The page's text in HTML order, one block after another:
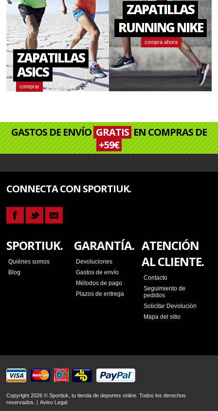
ZAPATILLAS
ASICS
comprar
ZAPATILLAS
RUNNING NIKE
compra ahora
GASTOS DE ENVÍO GRATISEN COMPRAS DE
+59€
CONNECTA CON SPORTIUK.
SPORTIUK.
Quiénes somos
Blog
GARANTÍA.
Devoluciones
Gastos de envío
Métodos de pago
Plazos de entrega
ATENCIÓN
AL CLIENTE.
Contacto
Seguimiento de
pedidos
Solicitar Devolución
Mapa del sitio
Copyright 2026 © Sportiuk, tu tienda de deportes online. Todos los derechos
reservados. | Aviso Legal